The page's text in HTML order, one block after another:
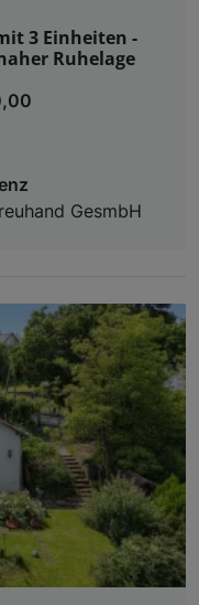
3 Einheiten -
Ruhelage
GesmbH